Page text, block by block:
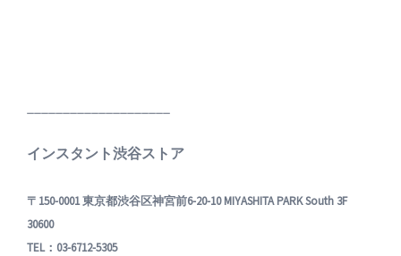
インスタント渋谷ストア
〒150-0001 東京都渋谷区神宮前6-20-10 MIYASHITA PARK South 3F
30600
TEL：03-6712-5305